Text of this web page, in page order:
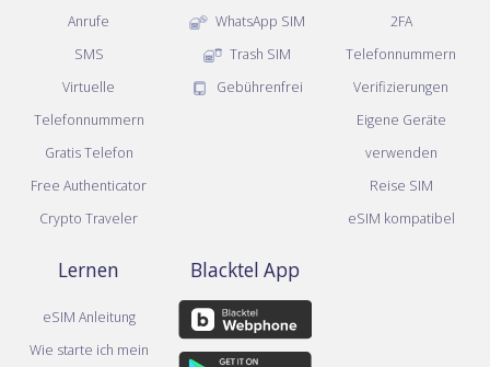
Anrufe
SMS
Virtuelle
Telefonnummern
Gratis Telefon
Free Authenticator
Crypto Traveler
WhatsApp SIM
Trash SIM
Gebührenfrei
2FA
Telefonnummern
Verifizierungen
Eigene Geräte
verwenden
Reise SIM
eSIM kompatibel
Lernen
eSIM Anleitung
Wie starte ich mein
Blacktel App